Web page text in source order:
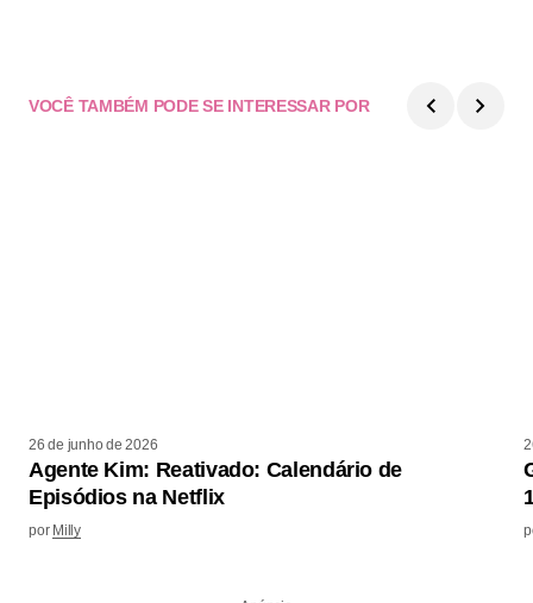
VOCÊ TAMBÉM PODE SE INTERESSAR POR
26 de junho de 2026
Agente Kim: Reativado: Calendário de
Episódios na Netflix
por Milly